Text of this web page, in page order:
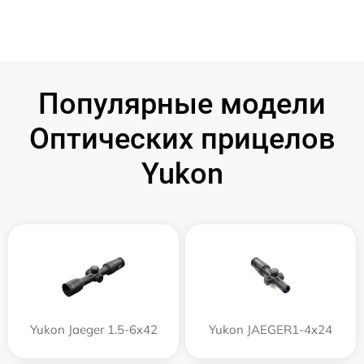
Популярные модели
Оптических прицелов
Yukon
Yukon Jaeger 1.5-6x42 Yukon JAEGER1-4x24